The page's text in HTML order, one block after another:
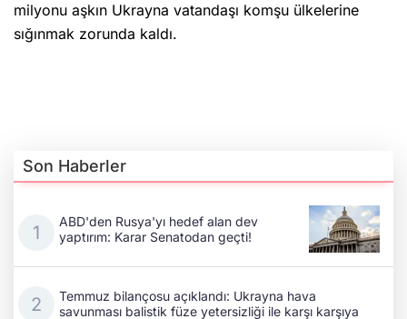
milyonu aşkın Ukrayna vatandaşı komşu ülkelerine
sığınmak zorunda kaldı.
Son Haberler
ABD'den Rusya'yı hedef alan dev
yaptırım: Karar Senatodan geçti!
Temmuz bilançosu açıklandı: Ukrayna hava
savunması balistik füze yetersizliği ile karşı karşıya